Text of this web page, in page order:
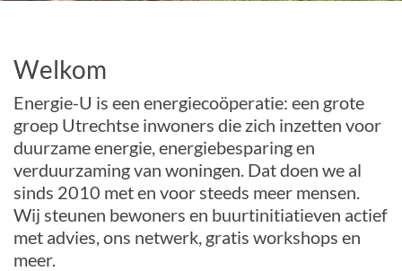
Welkom
Energie-U is een energiecoöperatie: een grote
groep Utrechtse inwoners die zich inzetten voor
duurzame energie, energiebesparing en
verduurzaming van woningen. Dat doen we al
sinds 2010 met en voor steeds meer mensen.
Wij steunen bewoners en buurtinitiatieven actief
met advies, ons netwerk, gratis workshops en
meer.